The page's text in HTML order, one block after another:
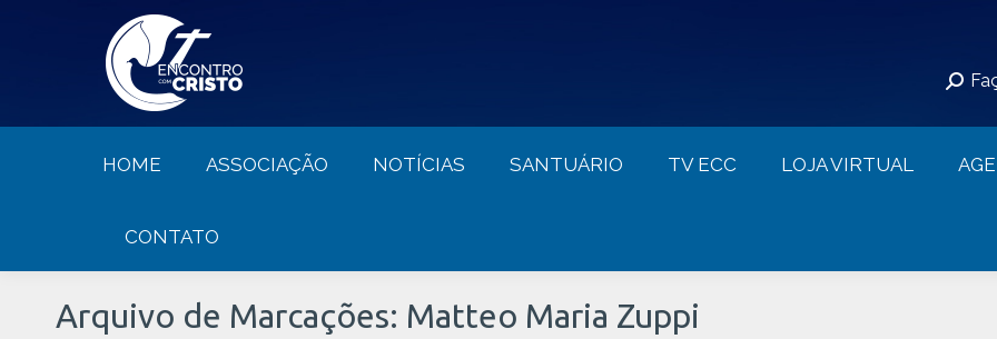
HOME ASSOCIAÇÃO NOTÍCIAS SANTUÁRIO TV ECC LOJA VIRTUAL
CONTATO
Arquivo de Marcações: Matteo Maria Zuppi
HOME